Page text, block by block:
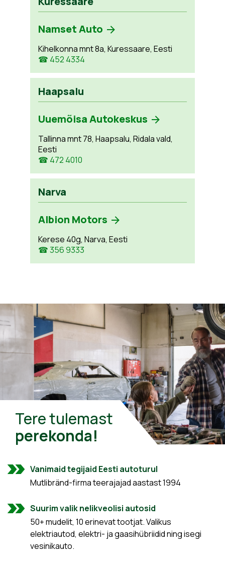
Namset Auto
Kihelkonna mnt 8a, Kuressaare, Eesti
☎ 452 4334
Haapsalu
Uuemõisa Autokeskus
Tallinna mnt 78, Haapsalu, Ridala vald,
Eesti
☎ 472 4010
Narva
Albion Motors
Kerese 40g, Narva, Eesti
☎ 356 9333
Tere tulemast
perekonda!
Vanimaid tegijaid Eesti autoturul
Mutlibränd-firma teerajajad aastast 1994
Suurim valik nelikveolisi autosid
50+ mudelit, 10 erinevat tootjat. Valikus
elektriautod, elektri- ja gaasihübriidid ning isegi
vesinikauto.